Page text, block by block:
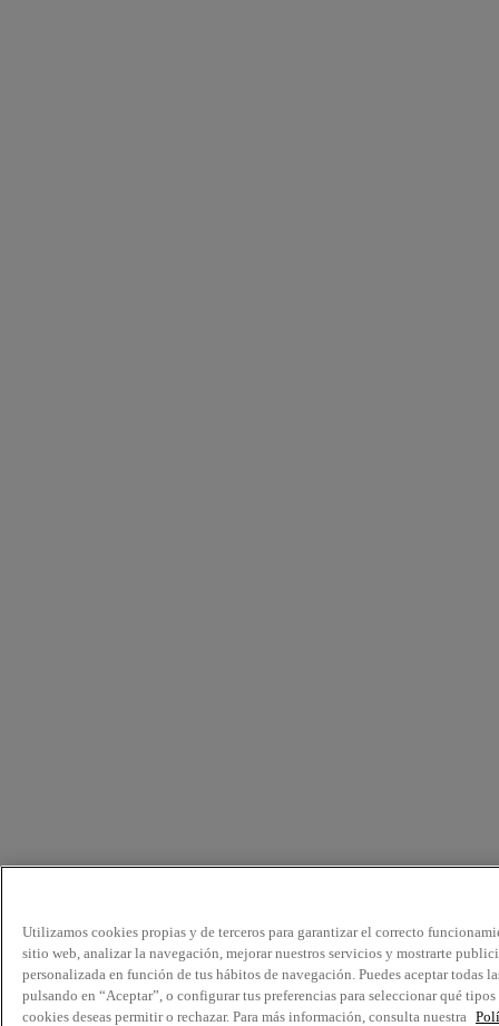
Utilizamos cookies propias y de terceros para garantizar el correcto
sitio web, analizar la navegación, mejorar nuestros servicios y mostrarte
personalizada en función de tus hábitos de navegación. Puedes aceptar todas
pulsando en “Aceptar”, o configurar tus preferencias para seleccionar qué tipos
cookies deseas permitir o rechazar. Para más información, consulta nuestra